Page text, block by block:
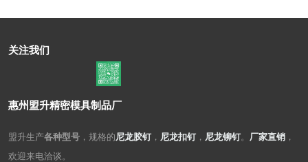
关注我们
惠州盟升精密模具制品厂
盟升生产各种型号 ，规格的 尼龙胶钉， 尼龙扣钉， 尼龙铆钉。 厂家直销 ，
欢迎来电洽谈。